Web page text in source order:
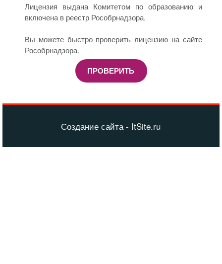
Лицензия выдана Комитетом по образованию и
включена в реестр Рособрнадзора.
Вы можете быстро проверить лицензию на сайте
Рособрнадзора.
ПРОВЕРИТЬ
Создание сайта - ItSite.ru